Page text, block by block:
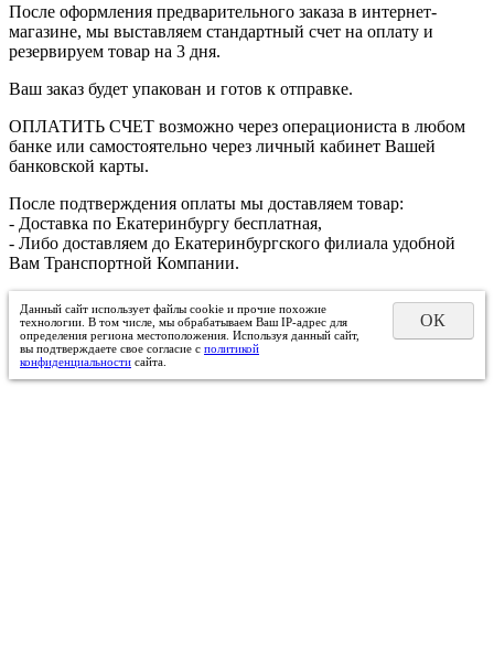
После оформления предварительного заказа в интернет-
магазине, мы выставляем стандартный счет на оплату и
резервируем товар на 3 дня.
Ваш заказ будет упакован и готов к отправке.
ОПЛАТИТЬ СЧЕТ возможно через операциониста в любом
банке или самостоятельно через личный кабинет Вашей
банковской карты.
После подтверждения оплаты мы доставляем товар:
- Доставка по Екатеринбургу бесплатная,
- Либо доставляем до Екатеринбургского филиала удобной
Вам Транспортной Компании.
Данный сайт использует файлы cookie и прочие похожие
технологии. В том числе, мы обрабатываем Ваш IP-адрес для
определения региона местоположения. Используя данный сайт,
вы подтверждаете свое согласие с политикой
конфиденциальности сайта.
ОК